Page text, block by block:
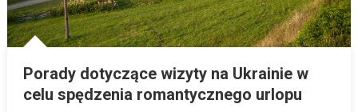
Porady dotyczące wizyty na Ukrainie w
celu spędzenia romantycznego urlopu